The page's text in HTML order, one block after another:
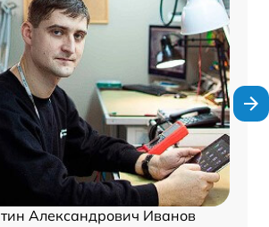
Александрович Иванов